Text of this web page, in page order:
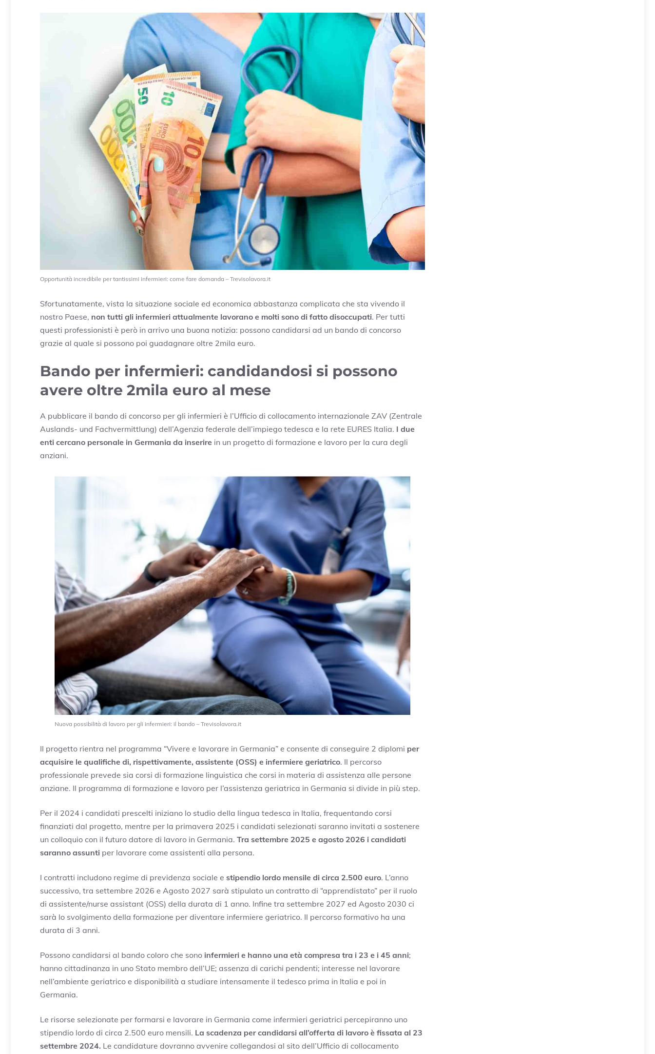
Opportunità incredibile per tantissimi infermieri: come fare domanda – Trevisolavora.it
Sfortunatamente, vista la situazione sociale ed economica abbastanza complicata che sta vivendo il
nostro Paese, non tutti gli infermieri attualmente lavorano e molti sono di fatto disoccupati. Per tutti
questi professionisti è però in arrivo una buona notizia: possono candidarsi ad un bando di concorso
grazie al quale si possono poi guadagnare oltre 2mila euro.
Bando per infermieri: candidandosi si possono
avere oltre 2mila euro al mese
A pubblicare il bando di concorso per gli infermieri è l’Ufficio di collocamento internazionale ZAV (Zentrale
Auslands- und Fachvermittlung) dell’Agenzia federale dell’impiego tedesca e la rete EURES Italia. I due
enti cercano personale in Germania da inserire in un progetto di formazione e lavoro per la cura degli
anziani.
Nuova possibilità di lavoro per gli infermieri: il bando – Trevisolavora.it
Il progetto rientra nel programma “Vivere e lavorare in Germania” e consente di conseguire 2 diplomi per
acquisire le qualifiche di, rispettivamente, assistente (OSS) e infermiere geriatrico. Il percorso
professionale prevede sia corsi di formazione linguistica che corsi in materia di assistenza alle persone
anziane. Il programma di formazione e lavoro per l’assistenza geriatrica in Germania si divide in più step.
Per il 2024 i candidati prescelti iniziano lo studio della lingua tedesca in Italia, frequentando corsi
finanziati dal progetto, mentre per la primavera 2025 i candidati selezionati saranno invitati a sostenere
un colloquio con il futuro datore di lavoro in Germania. Tra settembre 2025 e agosto 2026 i candidati
saranno assunti per lavorare come assistenti alla persona.
I contratti includono regime di previdenza sociale e stipendio lordo mensile di circa 2.500 euro. L’anno
successivo, tra settembre 2026 e Agosto 2027 sarà stipulato un contratto di “apprendistato” per il ruolo
di assistente/nurse assistant (OSS) della durata di 1 anno. Infine tra settembre 2027 ed Agosto 2030 ci
sarà lo svolgimento della formazione per diventare infermiere geriatrico. Il percorso formativo ha una
durata di 3 anni.
Possono candidarsi al bando coloro che sono infermieri e hanno una età compresa tra i 23 e i 45 anni;
hanno cittadinanza in uno Stato membro dell’UE; assenza di carichi pendenti; interesse nel lavorare
nell’ambiente geriatrico e disponibilità a studiare intensamente il tedesco prima in Italia e poi in
Germania.
Le risorse selezionate per formarsi e lavorare in Germania come infermieri geriatrici percepiranno uno
stipendio lordo di circa 2.500 euro mensili. La scadenza per candidarsi all’offerta di lavoro è fissata al 23
settembre 2024. Le candidature dovranno avvenire collegandosi al sito dell’Ufficio di collocamento